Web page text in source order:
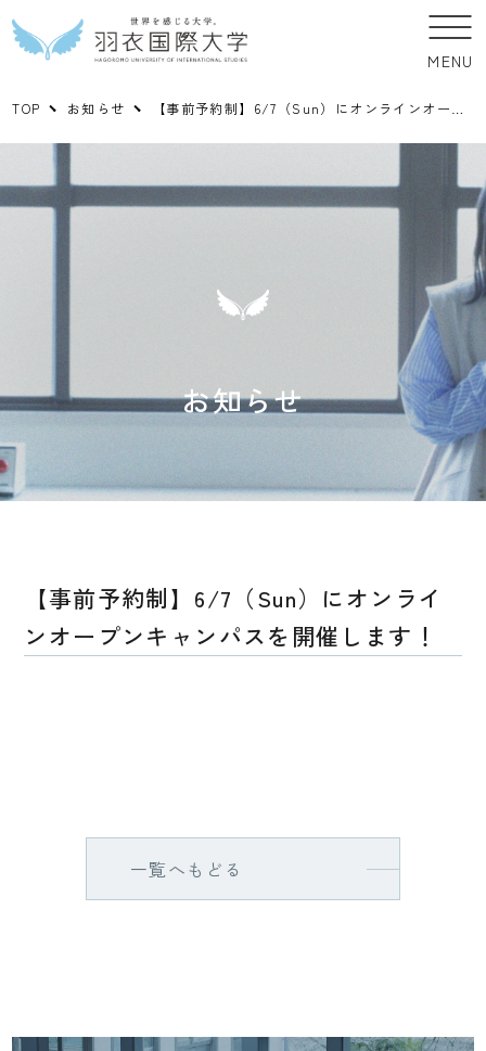
MENU
TOP お知らせ 【事前予約制】6/7（Sun）にオンラインオープンキャンパスを開催します！
お知らせ
【事前予約制】6/7（Sun）にオンライ
ンオープンキャンパスを開催します！
一覧へもどる